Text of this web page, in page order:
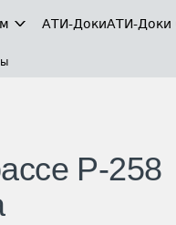
АТИ-ДокиАТИ-Доки
Р-258